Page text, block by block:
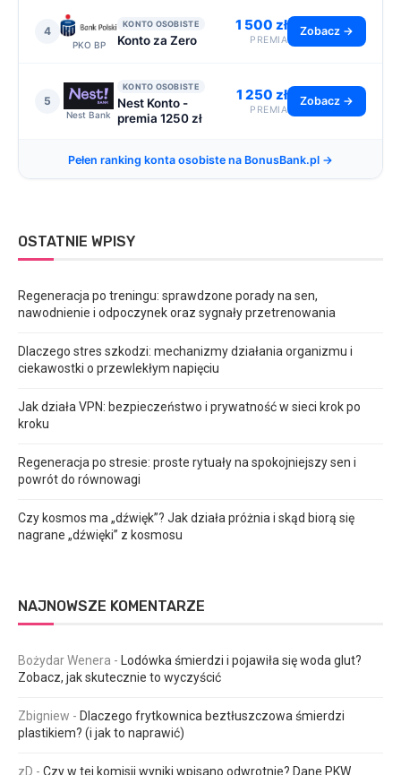
4
PKO BP
KONTO OSOBISTE
Konto za Zero
1 500 zł
PREMIA
Zobacz →
5
Nest Bank
KONTO OSOBISTE
Nest Konto -
premia 1250 zł
1 250 zł
PREMIA
Zobacz →
Pełen ranking konta osobiste na BonusBank.pl →
OSTATNIE WPISY
Regeneracja po treningu: sprawdzone porady na sen,
nawodnienie i odpoczynek oraz sygnały przetrenowania
Dlaczego stres szkodzi: mechanizmy działania organizmu i
ciekawostki o przewlekłym napięciu
Jak działa VPN: bezpieczeństwo i prywatność w sieci krok po
kroku
Regeneracja po stresie: proste rytuały na spokojniejszy sen i
powrót do równowagi
Czy kosmos ma „dźwięk”? Jak działa próżnia i skąd biorą się
nagrane „dźwięki” z kosmosu
NAJNOWSZE KOMENTARZE
Bożydar Wenera -
Lodówka śmierdzi i pojawiła się woda glut?
Zobacz, jak skutecznie to wyczyścić
Zbigniew - Dlaczego frytkownica beztłuszczowa śmierdzi
plastikiem? (i jak to naprawić)
zD - Czy w tej komisji wyniki wpisano odwrotnie? Dane PKW